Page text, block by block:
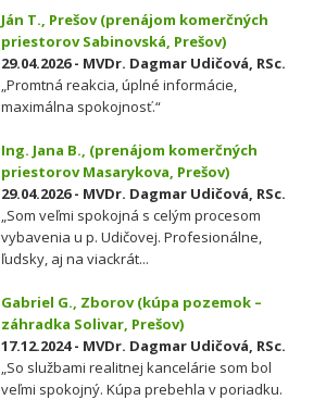
Ján T., Prešov (prenájom komerčných
priestorov Sabinovská, Prešov)
29.04.2026 - MVDr. Dagmar Udičová, RSc.
„Promtná reakcia, úplné informácie,
maximálna spokojnosť.“
Ing. Jana B., (prenájom komerčných
priestorov Masarykova, Prešov)
29.04.2026 - MVDr. Dagmar Udičová, RSc.
„Som veľmi spokojná s celým procesom
vybavenia u p. Udičovej. Profesionálne,
ľudsky, aj na viackrát...
Gabriel G., Zborov (kúpa pozemok –
záhradka Solivar, Prešov)
17.12.2024 - MVDr. Dagmar Udičová, RSc.
„So službami realitnej kancelárie som bol
veľmi spokojný. Kúpa prebehla v poriadku.